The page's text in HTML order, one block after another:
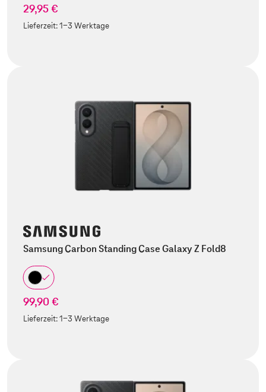
29,95 €
Lieferzeit:1-3 Werktage
Samsung Carbon Standing Case Galaxy Z Fold8
99,90 €
Lieferzeit:1-3 Werktage